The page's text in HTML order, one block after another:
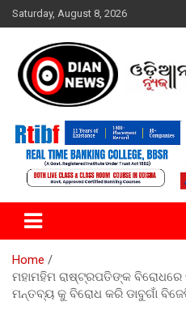
Skip
to
Saturday, August 8, 2026
ଓଡିଆନ୍ ନ୍ୟୁଜ
Home
ମହାମହିମ ରାଷ୍ଟ୍ରପତିଙ୍କ
ମନ୍ତବ୍ୟ କୁ ବିରୋଧ କରି ଡାବୁଗାଁ